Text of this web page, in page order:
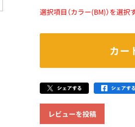
選択項目（カラー(BM)）を選択
カー
レビューを投稿